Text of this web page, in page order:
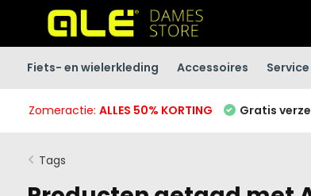
Fiets- en wielerkleding Accessoires Service
Zomeractie: ALLES 50% KORTING Gratis
Tags